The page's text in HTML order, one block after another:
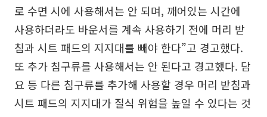
로 수면 시에 사용해서는 안 되며, 깨어있는 시간에
사용하더라도 바운서를 계속 사용하기 전에 머리 받
침과 시트 패드의 지지대를 빼야 한다”고 경고했다.
또 추가 침구류를 사용해서는 안 된다고 경고했다. 담
요 등 다른 침구류를 추가해 사용할 경우 머리 받침과
시트 패드의 지지대가 질식 위험을 높일 수 있다는 것